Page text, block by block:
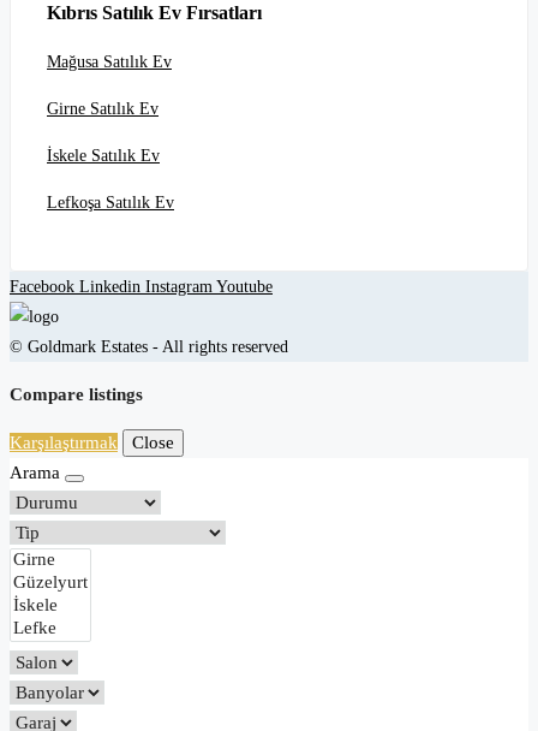
Kıbrıs Satılık Ev Fırsatları
Mağusa Satılık Ev
Girne Satılık Ev
İskele Satılık Ev
Lefkoşa Satılık Ev
Facebook Linkedin Instagram Youtube
© Goldmark Estates - All rights reserved
Compare listings
Karşılaştırmak
Close
Arama